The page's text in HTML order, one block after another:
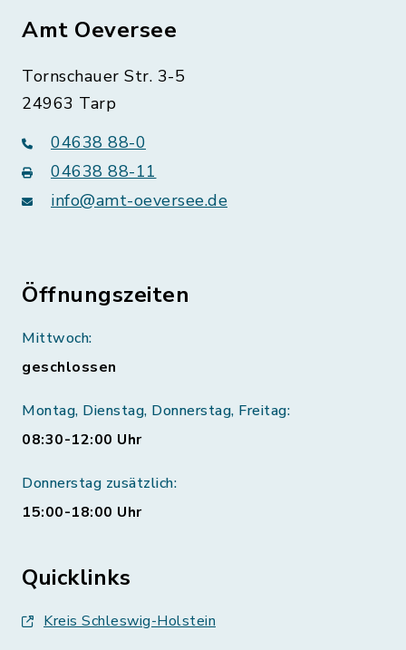
Amt Oeversee
Tornschauer Str. 3-5
24963 Tarp
04638 88-0
04638 88-11
info@amt-oeversee.de
Öffnungszeiten
Mittwoch:
geschlossen
Montag, Dienstag, Donnerstag, Freitag:
08:30-12:00 Uhr
Donnerstag zusätzlich:
15:00-18:00 Uhr
Quicklinks
Kreis Schleswig-Holstein